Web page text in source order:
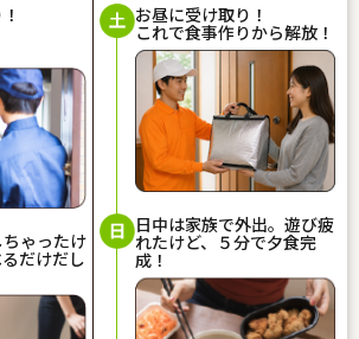
ゃったけ
だけだし
お昼に受け取り！
これで食事作りから解放！
日中は家族で外出。遊び疲
れたけど、５分で夕食完
成！